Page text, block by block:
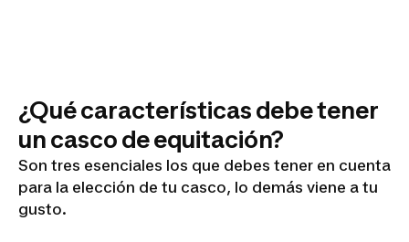
¿Qué características debe tener
un casco de equitación?
Son tres esenciales los que debes tener en cuenta
para la elección de tu casco, lo demás viene a tu
gusto.